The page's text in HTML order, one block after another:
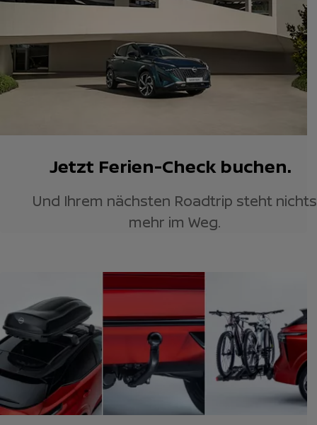
Jetzt Ferien-Check buchen.
Und Ihrem nächsten Roadtrip steht nichts
mehr im Weg.